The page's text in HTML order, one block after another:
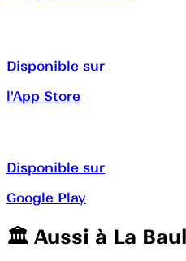
Disponible sur
l'App Store
Disponible sur
Google Play
🏛️️ Aussi à La